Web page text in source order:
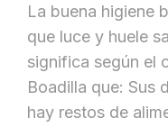
La buena higiene
que luce y huele
significa según el
Boadilla que: Sus
hay restos de